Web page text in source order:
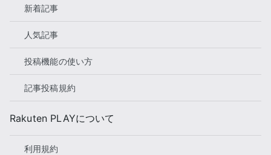
新着記事
人気記事
投稿機能の使い方
記事投稿規約
Rakuten PLAYについて
利用規約